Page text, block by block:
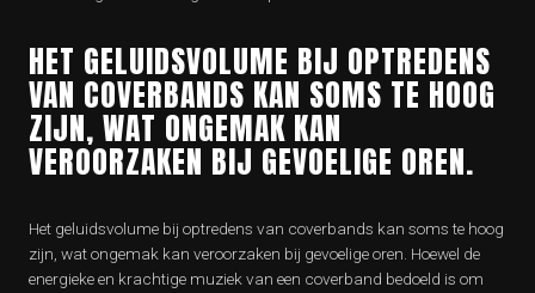
HET GELUIDSVOLUME BIJ OPTREDENS
VAN COVERBANDS KAN SOMS TE HOOG
ZIJN, WAT ONGEMAK KAN
VEROORZAKEN BIJ GEVOELIGE OREN.
Het geluidsvolume bij optredens van coverbands kan soms te hoog
zijn, wat ongemak kan veroorzaken bij gevoelige oren. Hoewel de
energieke en krachtige muziek van een coverband bedoeld is om